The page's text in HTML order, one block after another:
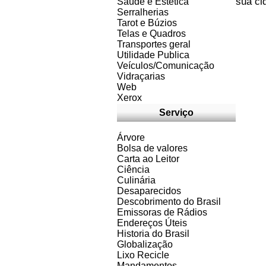
Serralherias
Tarot e Búzios
Telas e Quadros
Transportes geral
Utilidade Publica
Veículos/Comunicação
Vidraçarias
Web
Xerox
Serviço
Árvore
Bolsa de valores
Carta ao Leitor
Ciência
Culinária
Desaparecidos
Descobrimento do Brasil
Emissoras de Rádios
Endereços Úteis
Historia do Brasil
Globalização
Lixo Recicle